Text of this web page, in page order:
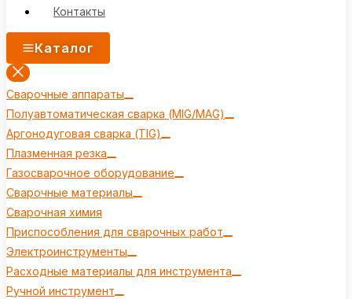
Контакты
Каталог
Сварочные аппараты
Полуавтоматическая сварка (MIG/MAG)
Аргонодуговая сварка (TIG)
Плазменная резка
Газосварочное оборудование
Сварочные материалы
Сварочная химия
Приспособления для сварочных работ
Электроинструменты
Расходные материалы для инструмента
Ручной инструмент